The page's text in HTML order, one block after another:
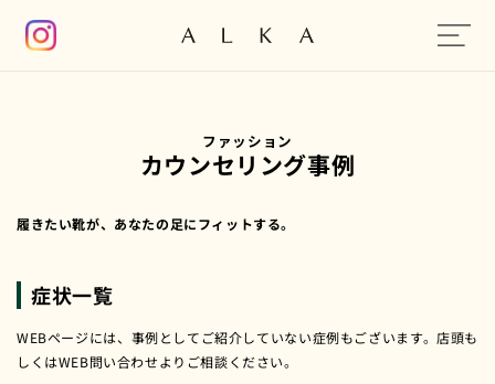
コンテン
ツに進む
ファッション
カウンセリング事例
履きたい靴が、あなたの足にフィットする。
症状一覧
WEBページには、事例としてご紹介していない症例もございます。店頭も
しくはWEB問い合わせよりご相談ください。